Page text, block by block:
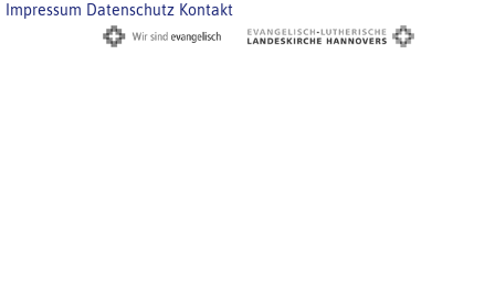
Impressum Datenschutz Kontakt